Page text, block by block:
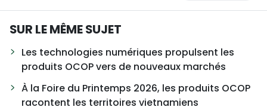
SUR LE MÊME SUJET
Les technologies numériques propulsent les
produits OCOP vers de nouveaux marchés
À la Foire du Printemps 2026, les produits OCOP
racontent les territoires vietnamiens